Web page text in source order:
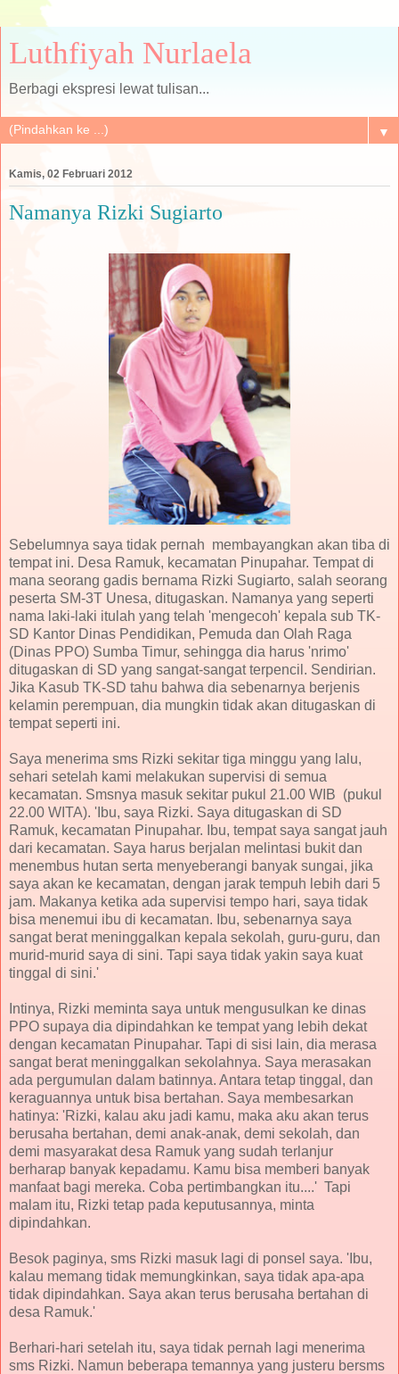
Luthfiyah Nurlaela
Berbagi ekspresi lewat tulisan...
▼
Kamis, 02 Februari 2012
Namanya Rizki Sugiarto
Sebelumnya saya tidak pernah membayangkan akan tiba di
tempat ini. Desa Ramuk, kecamatan Pinupahar. Tempat di
mana seorang gadis bernama Rizki Sugiarto, salah seorang
peserta SM-3T Unesa, ditugaskan. Namanya yang seperti
nama laki-laki itulah yang telah 'mengecoh' kepala sub TK-
SD Kantor Dinas Pendidikan, Pemuda dan Olah Raga
(Dinas PPO) Sumba Timur, sehingga dia harus 'nrimo'
ditugaskan di SD yang sangat-sangat terpencil. Sendirian.
Jika Kasub TK-SD tahu bahwa dia sebenarnya berjenis
kelamin perempuan, dia mungkin tidak akan ditugaskan di
tempat seperti ini.
Saya menerima sms Rizki sekitar tiga minggu yang lalu,
sehari setelah kami melakukan supervisi di semua
kecamatan. Smsnya masuk sekitar pukul 21.00 WIB (pukul
22.00 WITA). 'Ibu, saya Rizki. Saya ditugaskan di SD
Ramuk, kecamatan Pinupahar. Ibu, tempat saya sangat jauh
dari kecamatan. Saya harus berjalan melintasi bukit dan
menembus hutan serta menyeberangi banyak sungai, jika
saya akan ke kecamatan, dengan jarak tempuh lebih dari 5
jam. Makanya ketika ada supervisi tempo hari, saya tidak
bisa menemui ibu di kecamatan. Ibu, sebenarnya saya
sangat berat meninggalkan kepala sekolah, guru-guru, dan
murid-murid saya di sini. Tapi saya tidak yakin saya kuat
tinggal di sini.'
Intinya, Rizki meminta saya untuk mengusulkan ke dinas
PPO supaya dia dipindahkan ke tempat yang lebih dekat
dengan kecamatan Pinupahar. Tapi di sisi lain, dia merasa
sangat berat meninggalkan sekolahnya. Saya merasakan
ada pergumulan dalam batinnya. Antara tetap tinggal, dan
keraguannya untuk bisa bertahan. Saya membesarkan
hatinya: 'Rizki, kalau aku jadi kamu, maka aku akan terus
berusaha bertahan, demi anak-anak, demi sekolah, dan
demi masyarakat desa Ramuk yang sudah terlanjur
berharap banyak kepadamu. Kamu bisa memberi banyak
manfaat bagi mereka. Coba pertimbangkan itu....' Tapi
malam itu, Rizki tetap pada keputusannya, minta
dipindahkan.
Besok paginya, sms Rizki masuk lagi di ponsel saya. 'Ibu,
kalau memang tidak memungkinkan, saya tidak apa-apa
tidak dipindahkan. Saya akan terus berusaha bertahan di
desa Ramuk.'
Berhari-hari setelah itu, saya tidak pernah lagi menerima
sms Rizki. Namun beberapa temannya yang justeru bersms